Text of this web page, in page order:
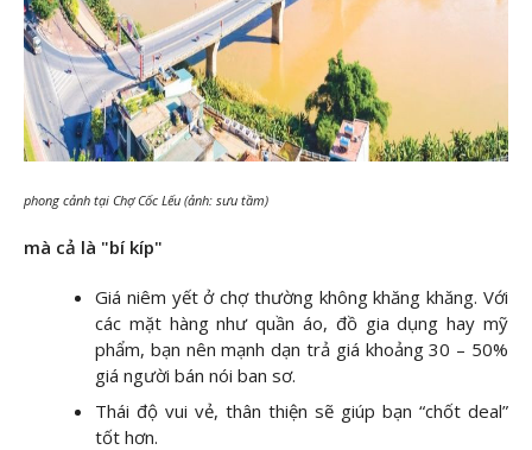
phong cảnh tại Chợ Cốc Lếu (ảnh: sưu tầm)
mà cả là "bí kíp"
Giá niêm yết ở chợ thường không khăng khăng. Với
các mặt hàng như quần áo, đồ gia dụng hay mỹ
phẩm, bạn nên mạnh dạn trả giá khoảng 30 – 50%
giá người bán nói ban sơ.
Thái độ vui vẻ, thân thiện sẽ giúp bạn “chốt deal”
tốt hơn.